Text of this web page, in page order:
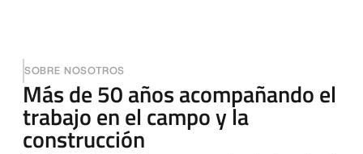
SOBRE NOSOTROS
Más de 50 años acompañando el
trabajo en el campo y la
construcción